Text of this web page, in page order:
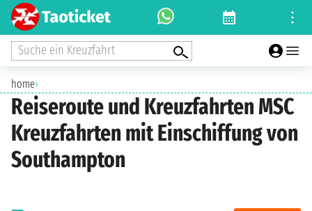
Suche ein Kreuzfahrt
home›
Reiseroute und Kreuzfahrten MSC
Kreuzfahrten mit Einschiffung von
Southampton